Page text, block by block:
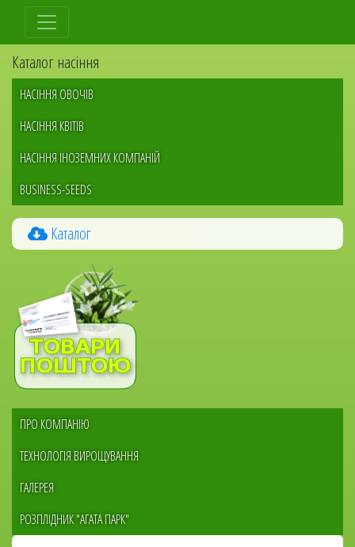
Перейти
основного
вмісту
Каталог насіння
НАСІННЯ ОВОЧІВ
НАСІННЯ КВІТІВ
НАСІННЯ ІНОЗЕМНИХ КОМПАНІЙ
BUSINESS-SEEDS
Каталог
Меню
ПРО КОМПАНІЮ
ТЕХНОЛОГІЯ ВИРОЩУВАННЯ
ГАЛЕРЕЯ
РОЗПЛІДНИК "АГАТА ПАРК"